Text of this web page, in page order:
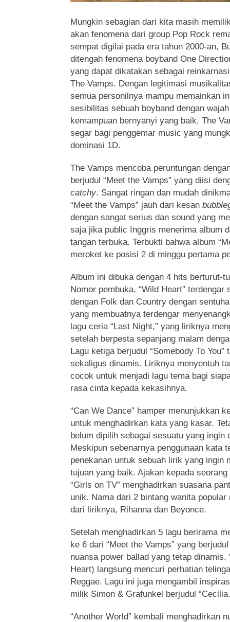
Mungkin sebagian dari kita masih
akan fenomena dari group Pop Rock
sempat digilai pada era tahun 2000-an,
ditengah fenomena boyband One
yang dapat dikatakan sebagai
The Vamps. Dengan legitimasi
semua personilnya mampu memainkan
sesibilitas sebuah boyband dengan
kemampuan bernyanyi yang baik, The
segar bagi penggemar music yang
dominasi 1D.
The Vamps mencoba peruntungan
berjudul “Meet the Vamps” yang diisi
catchy. Sangat ringan dan mudah
“Meet the Vamps” jauh dari kesan
dengan sangat serius dan sound yang
saja jika public Inggris menerima album
tangan terbuka. Terbukti bahwa album
meroket ke posisi 2 di minggu pertama
Album ini dibuka dengan 4 hits berturut-
Nomor pembuka, “Wild Heart”
dengan Folk dan Country dengan
yang membuatnya terdengar
lagu ceria “Last Night,” yang liriknya
setelah berpesta sepanjang malam
Lagu ketiga berjudul “Somebody To
sekaligus dinamis. Liriknya menyentuh
cocok untuk menjadi lagu tema bagi
rasa cinta kepada kekasihnya.
“Can We Dance” hamper menunjukkan
untuk menghadirkan kata yang kasar.
belum dipilih sebagai sesuatu yang ingin
Meskipun sebenarnya penggunaan kata
penekanan untuk sebuah lirik yang ingin
tujuan yang baik. Ajakan kepada
“Girls on TV” menghadirkan suasana
unik. Nama dari 2 bintang wanita
dari liriknya, Rihanna dan Beyonce.
Setelah menghadirkan 5 lagu berirama
ke 6 dari “Meet the Vamps” yang
nuansa power ballad yang tetap
Heart) langsung mencuri perhatian
Reggae. Lagu ini juga mengambil
milik Simon & Grafunkel berjudul
“Another World” kembali menghadirkan